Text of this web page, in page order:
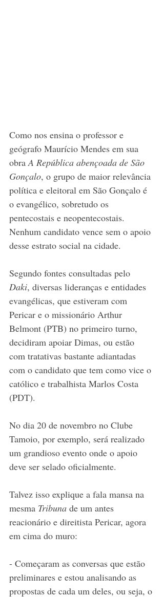
Como nos ensina o professor e
geógrafo Maurício Mendes em sua
obra A República abençoada de São
Gonçalo, o grupo de maior relevância
política e eleitoral em São Gonçalo é
o evangélico, sobretudo os
pentecostais e neopentecostais.
Nenhum candidato vence sem o apoio
desse estrato social na cidade.
Segundo fontes consultadas pelo
Daki, diversas lideranças e entidades
evangélicas, que estiveram com
Pericar e o missionário Arthur
Belmont (PTB) no primeiro turno,
decidiram apoiar Dimas, ou estão
com tratativas bastante adiantadas
com o candidato que tem como vice o
católico e trabalhista Marlos Costa
(PDT).
No dia 20 de novembro no Clube
Tamoio, por exemplo, será realizado
um grandioso evento onde o apoio
deve ser selado oficialmente.
Talvez isso explique a fala mansa na
mesma Tribuna de um antes
reacionário e direitista Pericar, agora
em cima do muro:
- Começaram as conversas que estão
preliminares e estou analisando as
propostas de cada um deles, ou seja, o